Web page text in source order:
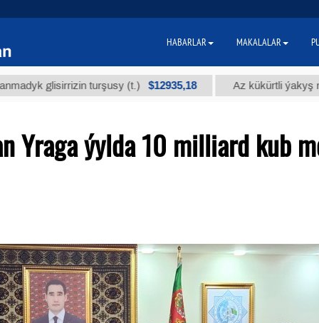
glisirrizin turşusy (t.) $12935,18 Az kükürtli ýakyş mazudy
Yraga ýylda 10 milliard kub
HABARLAR MAKALALAR